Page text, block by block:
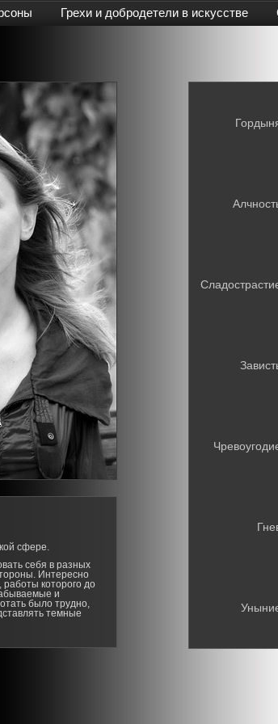
Грехи и добродетели в искусстве
сфере.
себя в разных
Интересно
которого до
и
было трудно,
темные